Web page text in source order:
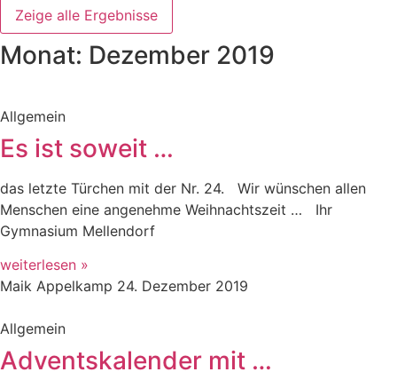
Zeige alle Ergebnisse
Monat: Dezember 2019
Allgemein
Es ist soweit …
das letzte Türchen mit der Nr. 24. Wir wünschen allen
Menschen eine angenehme Weihnachtszeit … Ihr
Gymnasium Mellendorf
weiterlesen »
Maik Appelkamp 24. Dezember 2019
Allgemein
Adventskalender mit …